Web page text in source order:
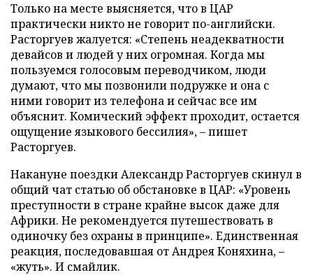
Только на месте выясняется, что в ЦАР
практически никто не говорит по-английски.
Расторгуев жалуется: «Степень неадекватности
девайсов и людей у них огромная. Когда мы
пользуемся голосовым переводчиком, люди
думают, что мы позвонили подружке и она с
ними говорит из телефона и сейчас все им
объяснит. Комический эффект проходит, остается
ощущение языкового бессилия», – пишет
Расторгуев.
Накануне поездки Александр Расторгуев скинул в
общий чат статью об обстановке в ЦАР: «Уровень
преступности в стране крайне высок даже для
Африки. Не рекомендуется путешествовать в
одиночку без охраны в принципе». Единственная
реакция, последовавшая от Андрея Коняхина, –
«жуть». И смайлик.